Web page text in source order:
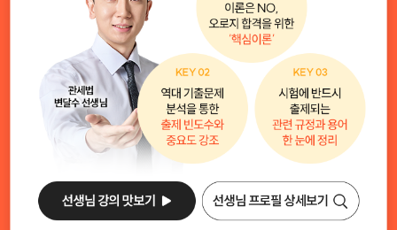
선생님 강의 맛보기
선생님 프로필 상세보기